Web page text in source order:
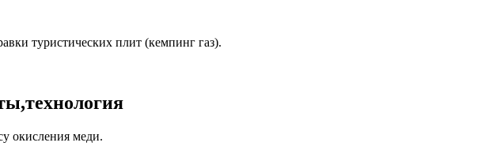
туристических плит (кемпинг газ).
окисления меди.